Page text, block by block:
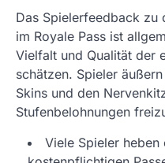
Das Spielerfeedback zu
im Royale Pass ist
Vielfalt und Qualität der
schätzen. Spieler
Skins und den
Stufenbelohnungen
Viele Spieler heben